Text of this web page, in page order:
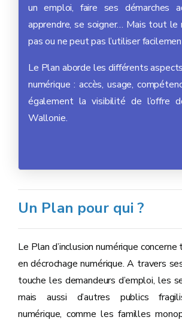
un emploi, faire ses démarches
apprendre, se soigner… Mais tout le
pas ou ne peut pas l’utiliser
Le Plan aborde les différents
numérique : accès, usage,
également la visibilité de l’offre
Wallonie.
Un Plan pour qui ?
Le Plan d’inclusion numérique
en décrochage numérique. A travers
touche les demandeurs d’emploi, les
mais aussi d’autres publics
numérique, comme les familles